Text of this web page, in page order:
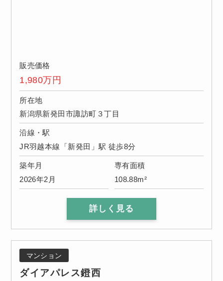
販売価格
1,980万円
所在地
新潟県新発田市諏訪町３丁目
沿線・駅
JR羽越本線「新発田」駅 徒歩8分
築年月
2026年2月
専有面積
108.88m²
詳しく見る
マンション
ダイアパレス鐙西